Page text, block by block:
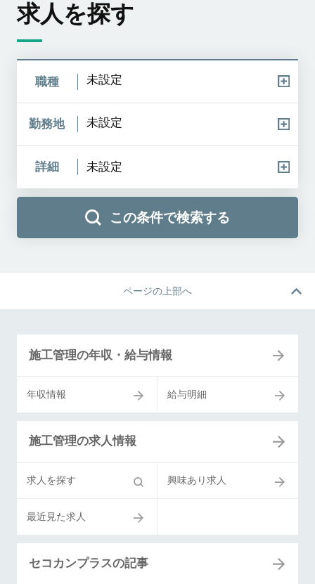
求人を探す
職種 未設定
勤務地 未設定
詳細 未設定
この条件で検索する
ページの上部へ
施工管理の年収・給与情報
年収情報 給与明細
施工管理の求人情報
求人を探す 興味あり求人
最近見た求人
セコカンプラスの記事